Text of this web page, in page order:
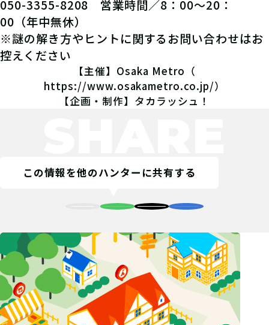
050-3355-8208 営業時間／8：00～20：
00（年中無休）
※謎の解き方やヒントに関するお問い合わせはお
控えください
【主催】Osaka Metro（
https://www.osakametro.co.jp/）
【企画・制作】タカラッシュ！
この情報を他のハンターに共有する